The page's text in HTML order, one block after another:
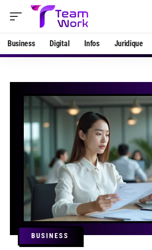
Business Digital Infos Juridique
BUSINESS